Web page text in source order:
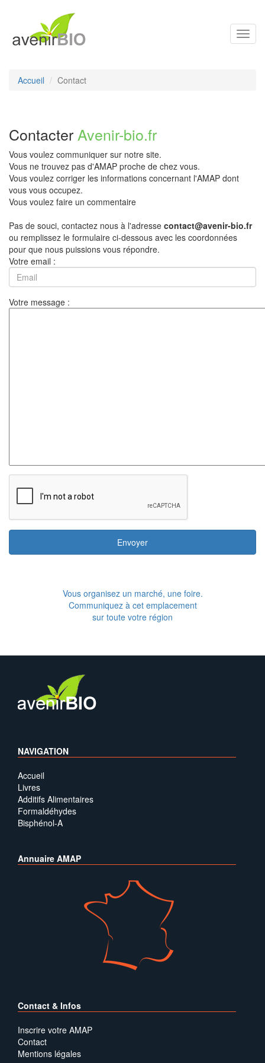
Accueil Contact
Contacter Avenir-bio.fr
Vous voulez communiquer sur notre site.
Vous ne trouvez pas d'AMAP proche de chez vous.
Vous voulez corriger les informations concernant l'AMAP dont
vous vous occupez.
Vous voulez faire un commentaire
Pas de souci, contactez nous à l'adresse contact@avenir-bio.fr
ou remplissez le formulaire ci-dessous avec les coordonnées
pour que nous puissions vous répondre.
Votre email :
Votre message :
Envoyer
Vous organisez un marché, une foire.
Communiquez à cet emplacement
sur toute votre région
NAVIGATION
Accueil
Livres
Additifs Alimentaires
Formaldéhydes
Bisphénol-A
Annuaire AMAP
Contact & Infos
Inscrire votre AMAP
Contact
Mentions légales